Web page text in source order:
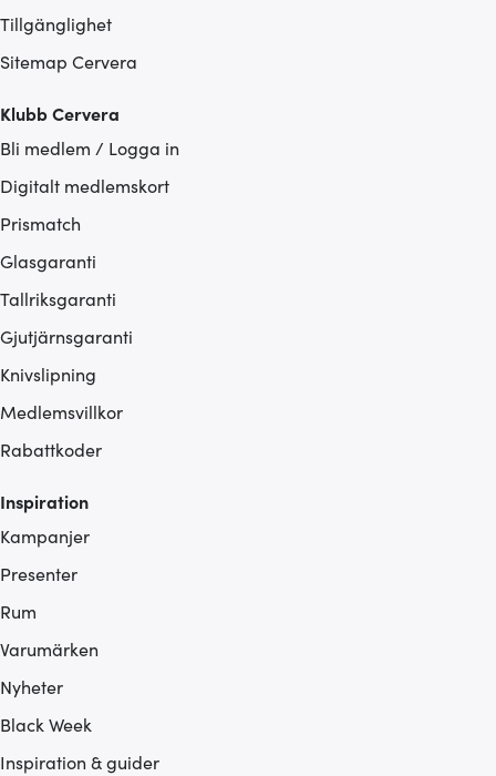
Tillgänglighet
Sitemap Cervera
Klubb Cervera
Bli medlem / Logga in
Digitalt medlemskort
Prismatch
Glasgaranti
Tallriksgaranti
Gjutjärnsgaranti
Knivslipning
Medlemsvillkor
Rabattkoder
Inspiration
Kampanjer
Presenter
Rum
Varumärken
Nyheter
Black Week
Inspiration & guider